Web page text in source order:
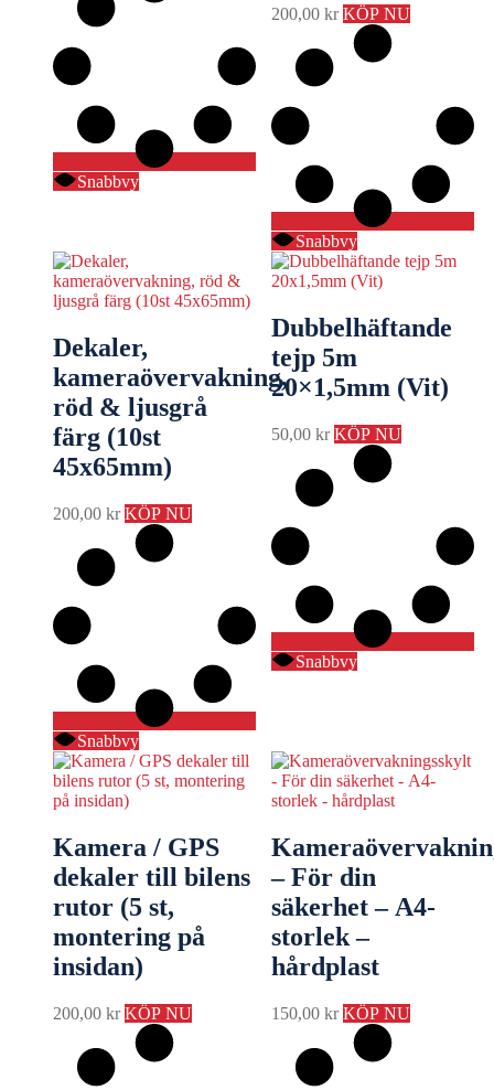
Snabbvy
200,00kr KÖP NU
Snabbvy
Dekaler,
kameraövervakning,
röd & ljusgrå
färg (10st
45x65mm)
200,00 kr KÖP NU
Snabbvy
Dubbelhäftande
tejp 5m
20×1,5mm (Vit)
50,00kr KÖP NU
Snabbvy
Kamera / GPS
dekaler till bilens
rutor (5 st,
montering på
insidan)
200,00 kr KÖP NU
– För din
säkerhet – A4-
storlek –
hårdplast
150,00kr KÖP NU